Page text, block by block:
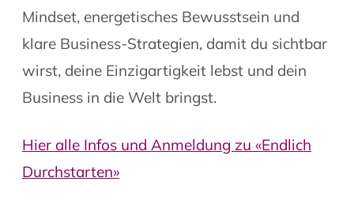
Mindset, energetisches Bewusstsein und
klare Business-Strategien, damit du sichtbar
wirst, deine Einzigartigkeit lebst und dein
Business in die Welt bringst.
Hier alle Infos und Anmeldung zu «Endlich
Durchstarten»